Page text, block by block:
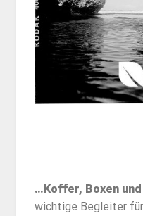
…Koffer, Boxen
wichtige Begleiter für